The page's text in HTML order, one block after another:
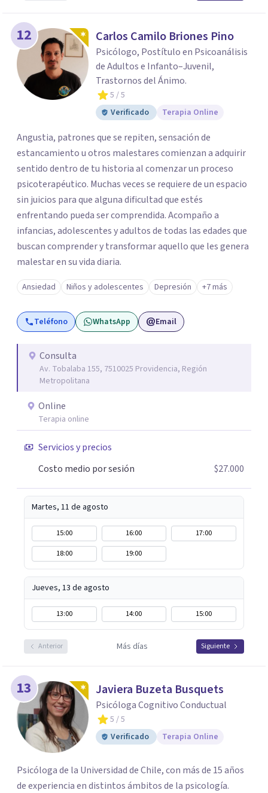
12 Carlos Camilo Briones Pino
Psicólogo, Postítulo en Psicoanálisis
de Adultos e Infanto–Juvenil,
Trastornos del Ánimo.
5 / 5
Verificado
Terapia Online
Angustia, patrones que se repiten, sensación de
estancamiento u otros malestares comienzan a adquirir
sentido dentro de tu historia al comenzar un proceso
psicoterapéutico. Muchas veces se requiere de un espacio
sin juicios para que alguna dificultad que estés
enfrentando pueda ser comprendida. Acompaño a
infancias, adolescentes y adultos de todas las edades que
buscan comprender y transformar aquello que les genera
malestar en su vida diaria.
Ansiedad Niños y adolescentes Depresión +7 más
Teléfono WhatsApp Email
Consulta
Av. Tobalaba 155, 7510025 Providencia, Región
Metropolitana
Online
Terapia online
Servicios y precios
Costo medio por sesión
$27.000
Martes, 11 de agosto
15:00 16:00
17:00
18:00
19:00
Jueves, 13 de agosto
13:00 14:00 15:00
Anterior Más días Siguiente
13 Javiera Buzeta Busquets
Psicóloga Cognitivo Conductual
5 / 5
Verificado
Terapia Online
Psicóloga de la Universidad de Chile, con más de 15 años
de experiencia en distintos ámbitos de la psicología.